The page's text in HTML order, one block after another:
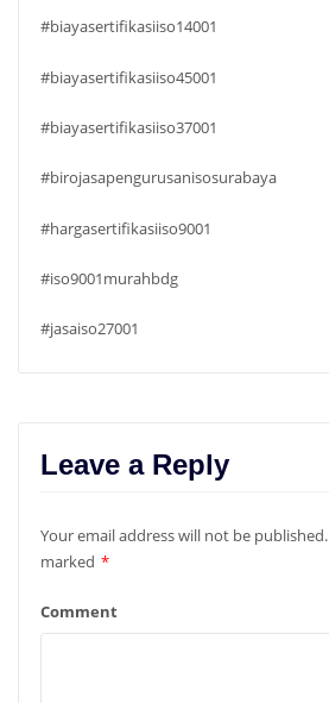
#biayasertifikasiiso14001
#biayasertifikasiiso45001
#biayasertifikasiiso37001
#birojasapengurusanisosurabaya
#hargasertifikasiiso9001
#iso9001murahbdg
#jasaiso27001
Leave a Reply
Your email address will not be published.
marked *
Comment